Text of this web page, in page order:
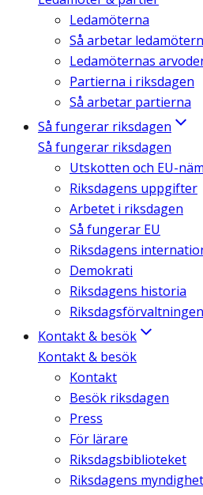
Ledamöterna
Så arbetar
Ledamöternas
Partierna i riksdagen
Så arbetar partierna
Så fungerar riksdagen
Så fungerar riksdagen
Utskotten och EU-
Riksdagens uppgifter
Arbetet i riksdagen
Så fungerar EU
Riksdagens
Demokrati
Riksdagens historia
Riksdagsförvaltningen
Kontakt & besök
Kontakt & besök
Kontakt
Besök riksdagen
Press
För lärare
Riksdagsbiblioteket
Riksdagens